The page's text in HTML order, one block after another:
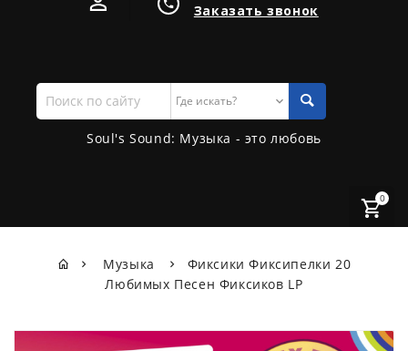
Заказать звонок
Поиск
по
сайту
Soul's Sound: Музыка - это любовь
0
Музыка
Фиксики Фиксипелки 20
Любимых Песен Фиксиков LP